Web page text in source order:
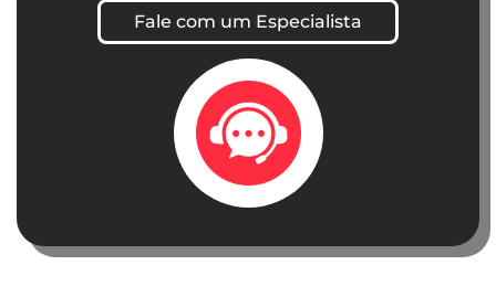
Fale com um Especialista